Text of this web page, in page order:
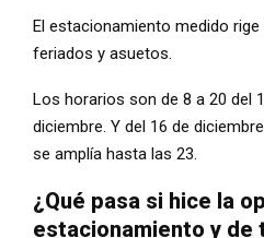
El estacionamiento medido
feriados y asuetos.
Los horarios son de 8 a 20 del
diciembre. Y del 16 de
se amplía hasta las 23.
¿Qué pasa si hice la
estacionamiento y de